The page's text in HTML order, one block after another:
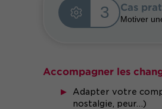
3 Cas
Motiver
Accompagner les
Adapter votre
nostalgie, peur…)